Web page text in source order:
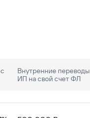
Внутренние переводы
ИП на свой счет ФЛ